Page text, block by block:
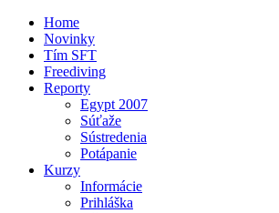
Home
Novinky
Tím SFT
Freediving
Reporty
Egypt 2007
Súťaže
Sústredenia
Potápanie
Kurzy
Informácie
Prihláška